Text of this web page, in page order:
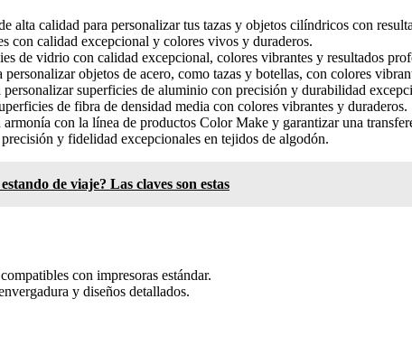
alta calidad para personalizar tus tazas y objetos cilíndricos con
con calidad excepcional y colores vivos y duraderos.
de vidrio con calidad excepcional, colores vibrantes y resultados
objetos de acero, como tazas y botellas, con colores
superficies de aluminio con precisión y durabilidad
de fibra de densidad media con colores vibrantes y duraderos.
armonía con la línea de productos Color Make y garantizar una
y fidelidad excepcionales en tejidos de algodón.
de viaje? Las claves son estas
con impresoras estándar.
y diseños detallados.